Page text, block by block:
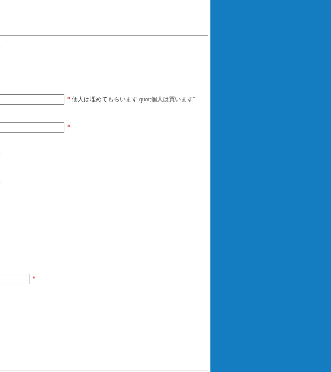
* 個人は埋めてもらいます quot;個人は買います"
*
*